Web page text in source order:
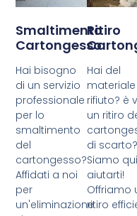
Smaltimento
Cartongesso
Hai bisogno
di un servizio
professionale
per lo
smaltimento
del
cartongesso?
Affidati a noi
per
un'eliminazione
Ritiro
Hai del
rifiuto? è
un ritiro
di scarto?
Siamo
aiutarti!
Offriamo
ritiro